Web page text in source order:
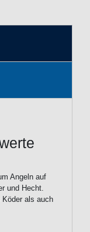
Angeln auf
und Hecht.
Köder als auch